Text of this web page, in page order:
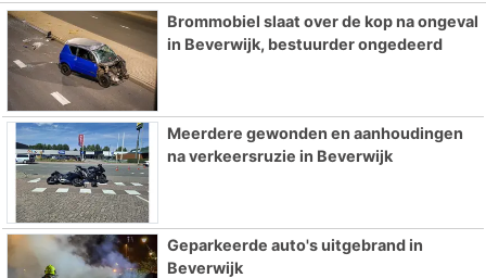
Brommobiel slaat over de kop na ongeval
in Beverwijk, bestuurder ongedeerd
Meerdere gewonden en aanhoudingen
na verkeersruzie in Beverwijk
Geparkeerde auto's uitgebrand in
Beverwijk